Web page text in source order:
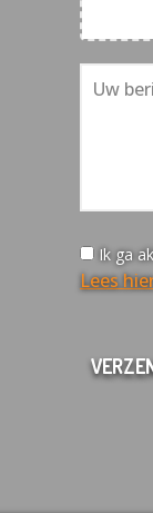
Ik ga
Lees